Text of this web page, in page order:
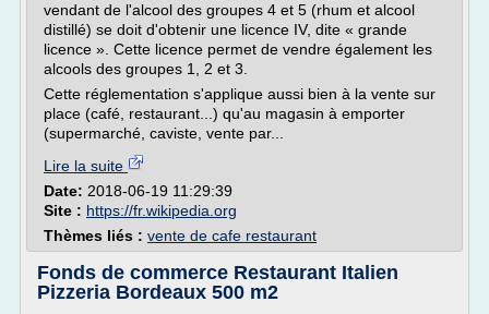
vendant de l'alcool des groupes 4 et 5 (rhum et alcool
distillé) se doit d'obtenir une licence IV, dite « grande
licence ». Cette licence permet de vendre également les
alcools des groupes 1, 2 et 3.
Cette réglementation s'applique aussi bien à la vente sur
place (café, restaurant...) qu'au magasin à emporter
(supermarché, caviste, vente par...
Lire la suite
Date: 2018-06-19 11:29:39
Site : https://fr.wikipedia.org
Thèmes liés : vente de cafe restaurant
Fonds de commerce Restaurant Italien
Pizzeria Bordeaux 500 m2